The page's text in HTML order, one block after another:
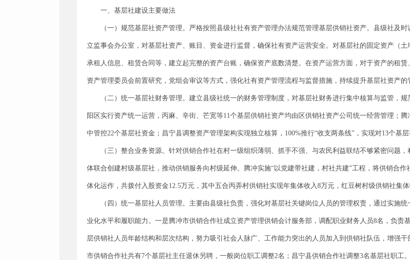
一、基层社建设主要做法
（一）规范基层社资产管理。严格按照县级社社有资产管理办法规范管理基层供销社资产。县级社及
立监事会办公室，对基层社资产、账目、资金进行监督，确保社有资产运营安全。对基层社的固定资产（
承租人信息、租赁合同等，建立起完整的资产台账，确保资产底数清楚。在资产运营方面，对于资产的租
资产管理委员会前置研究，党组会审议等方式，强化社有资产管理流程与监督措施，持续提升基层社资产的
（二）统一基层社财务管理。建立县级社统一的财务管理制度，对基层社财务进行集中核算与监管，
阳区实行资产统一运营，丙麻、辛街、芒宽等11个基层供销社资产均由区供销社资产公司统一经营管理；
中管控22个基层社资金；昌宁县调整资产管理架构实现独立核算，100%推行“收支两条线”，实现对13个基层
（三）整合业务资源。针对供销合作社在村一级组织薄弱、抓手不强、与农民利益联结不够紧密问题
体联合创建村级基层社，推动供销服务向村级延伸。腾冲实施“以党建带社建，村社共建”工程，将供销合
体化运作，共拨付入股资金12.5万元，其中五合丙弄村供销社实现年集体收入8万元，红豆树村级供销社集体
（四）统一基层社人员管理。主要由县级社负责，强化对基层社关键岗位人员的管理权责，通过实施
业化水平和履职能力。一是腾冲市供销合作社成立资产管理供销会计服务部，调配职业财务人员8名，负责
层供销社人员年龄结构和层次结构，努力吸引社会人脉广、工作能力突出的人员加入到供销社队伍，增强
市供销合作社共有7个基层社主任退休另聘，一般岗位职工调整2名；昌宁县供销合作社调整3名基层社职工。